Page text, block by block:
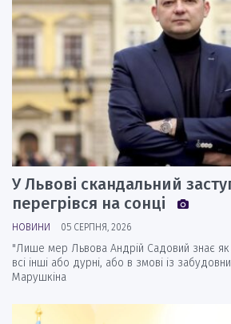
У Львові скандальний
перегрівся на сонці
НОВИНИ 05 СЕРПНЯ, 2026
"Лише мер Львова Андрій Садовий знає
всі інші або дурні, або в змові із
Марушкіна